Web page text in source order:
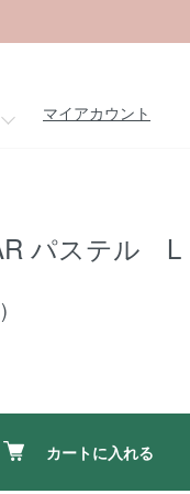
マイアカウント
パステル L
カートに入れる